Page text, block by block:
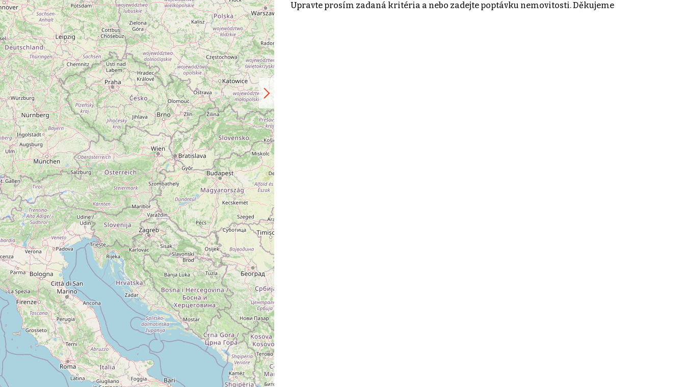
Upravte prosím zadaná kritéria a nebo zadejte poptávku nemovitosti. Děkujeme